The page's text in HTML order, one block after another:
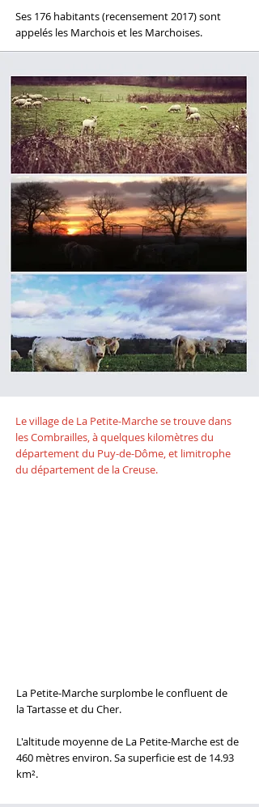
Ses 176 habitants (recensement 2017) sont
appelés les Marchois et les Marchoises.
Le village de La Petite-Marche se trouve dans
lesCombrailles, à quelques kilomètres du
département du Puy-de-Dôme, et limitrophe
du département de laCreuse.
La Petite-Marche surplombe le confluent de
laTartasseet du Cher.
L'altitude moyenne de La Petite-Marche est de
460 mètres environ. Sa superficie est de 14.93
km².